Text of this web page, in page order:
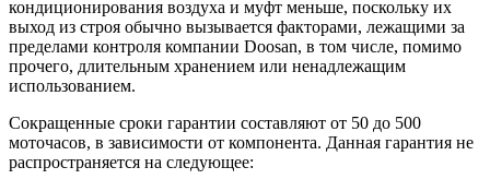
кондиционирования воздуха и муфт меньше, поскольку их
выход из строя обычно вызывается факторами, лежащими за
пределами контроля компании Doosan, в том числе, помимо
прочего, длительным хранением или ненадлежащим
использованием.
Сокращенные сроки гарантии составляют от 50 до 500
моточасов, в зависимости от компонента. Данная гарантия не
распространяется на следующее: